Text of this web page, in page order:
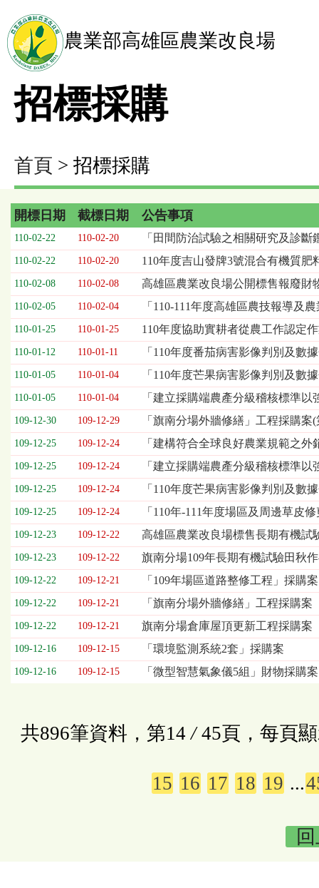
農業部高雄區農業改良場
招標採購
首頁 > 招標採購
招
標
採
購
列
表，
欄
位
依
序
開
標
期、
截
標
日
期、
公
告
事
項
開標日期 截標日期 公告事項
110-02-22 110-02-20 「田間防治試驗之相關研究及診
110-02-22 110-02-20 110年度吉山發牌3號混合有機質肥
110-02-08 110-02-08 高雄區農業改良場公開標售報廢財
110-02-05 110-02-04 「110-111年度高雄區農技報導及
110-01-25 110-01-25 110年度協助實耕者從農工作認定
110-01-12 110-01-11 「110年度番茄病害影像判別及數
110-01-05 110-01-04 「110年度芒果病害影像判別及數
110-01-05 110-01-04 「建立採購端農產分級稽核標準
109-12-30 109-12-29 「旗南分場外牆修繕」工程採購案(
109-12-25 109-12-24 「建構符合全球良好農業規範之
109-12-25 109-12-24 「建立採購端農產分級稽核標準
109-12-25 109-12-24 「110年度芒果病害影像判別及數
109-12-25 109-12-24 「110年-111年度場區及周邊草皮
109-12-23 109-12-22 高雄區農業改良場標售長期有機試
109-12-23 109-12-22 旗南分場109年長期有機試驗田秋
109-12-22 109-12-21 「109年場區道路整修工程」採購案
109-12-22 109-12-21 「旗南分場外牆修繕」工程採購案
109-12-22 109-12-21 旗南分場倉庫屋頂更新工程採購案
109-12-16 109-12-15 「環境監測系統2套」採購案
109-12-16 109-12-15 「微型智慧氣象儀5組」財物採購案
共896筆資料，第14 /45頁，每頁
15 16 17 18 19 ...